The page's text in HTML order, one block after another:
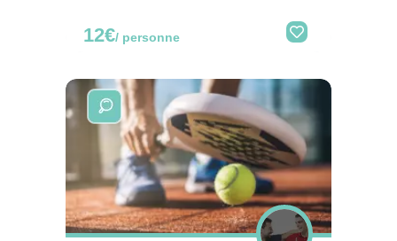
12€/ personne